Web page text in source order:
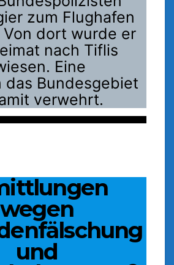
zum Flughafen
Von dort wurde er
nach Tiflis
Eine
das Bundesgebiet
verwehrt.
wegen
und